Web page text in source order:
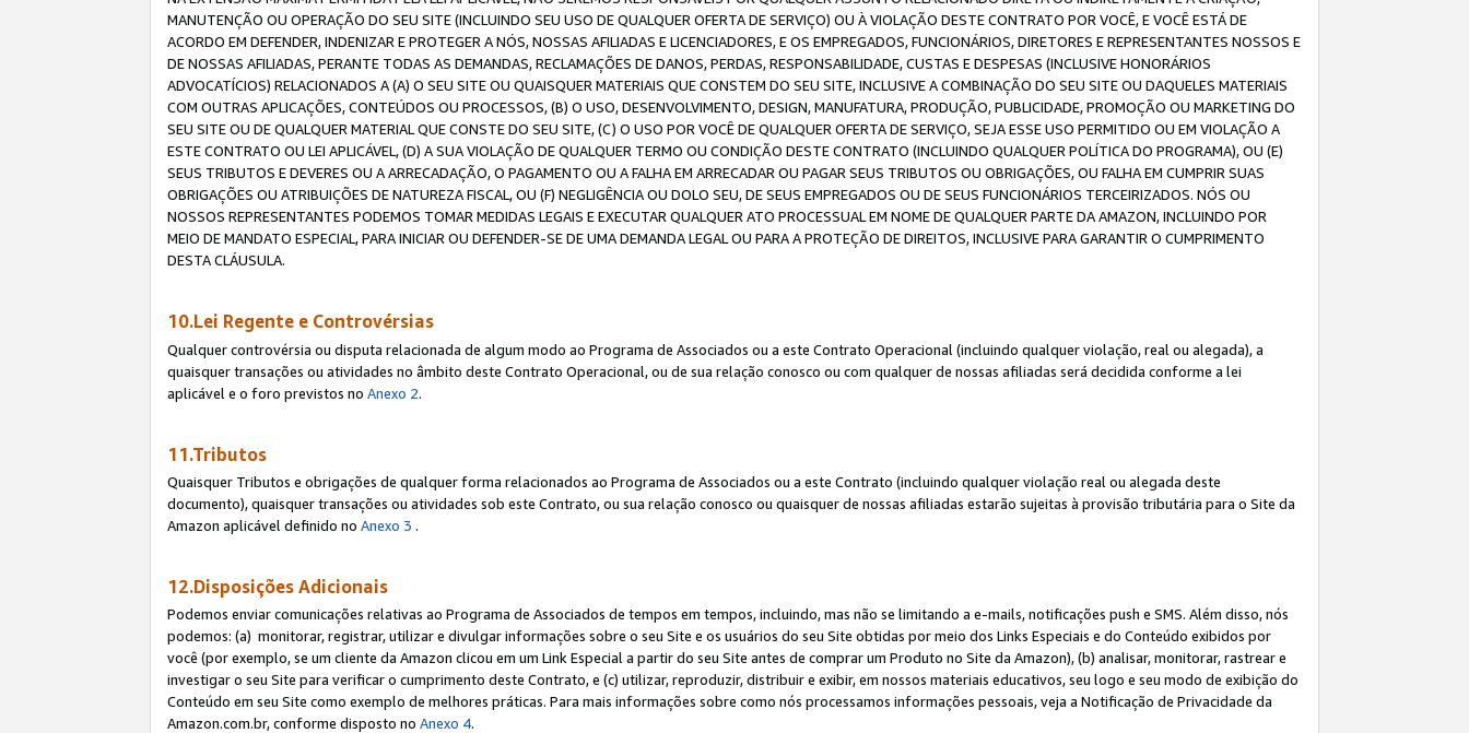
MANUTENÇÃO OU OPERAÇÃO DO SEU SITE (INCLUINDO SEU USO DE QUALQUER OFERTA DE SERVIÇO) OU À VIOLAÇÃO DESTE CONTRATO POR VOCÊ, E VOCÊ ESTÁ DE
ACORDO EM DEFENDER, INDENIZAR E PROTEGER A NÓS, NOSSAS AFILIADAS E LICENCIADORES, E OS EMPREGADOS, FUNCIONÁRIOS, DIRETORES E REPRESENTANTES NOSSOS E
DE NOSSAS AFILIADAS, PERANTE TODAS AS DEMANDAS, RECLAMAÇÕES DE DANOS, PERDAS, RESPONSABILIDADE, CUSTAS E DESPESAS (INCLUSIVE HONORÁRIOS
ADVOCATÍCIOS) RELACIONADOS A (A) O SEU SITE OU QUAISQUER MATERIAIS QUE CONSTEM DO SEU SITE, INCLUSIVE A COMBINAÇÃO DO SEU SITE OU DAQUELES MATERIAIS
COM OUTRAS APLICAÇÕES, CONTEÚDOS OU PROCESSOS, (B) O USO, DESENVOLVIMENTO, DESIGN, MANUFATURA, PRODUÇÃO, PUBLICIDADE, PROMOÇÃO OU MARKETING DO
SEU SITE OU DE QUALQUER MATERIAL QUE CONSTE DO SEU SITE, (C) O USO POR VOCÊ DE QUALQUER OFERTA DE SERVIÇO, SEJA ESSE USO PERMITIDO OU EM VIOLAÇÃO A
ESTE CONTRATO OU LEI APLICÁVEL, (D) A SUA VIOLAÇÃO DE QUALQUER TERMO OU CONDIÇÃO DESTE CONTRATO (INCLUINDO QUALQUER POLÍTICA DO PROGRAMA), OU (E)
SEUS TRIBUTOS E DEVERES OU A ARRECADAÇÃO, O PAGAMENTO OU A FALHA EM ARRECADAR OU PAGAR SEUS TRIBUTOS OU OBRIGAÇÕES, OU FALHA EM CUMPRIR SUAS
OBRIGAÇÕES OU ATRIBUIÇÕES DE NATUREZA FISCAL, OU (F) NEGLIGÊNCIA OU DOLO SEU, DE SEUS EMPREGADOS OU DE SEUS FUNCIONÁRIOS TERCEIRIZADOS. NÓS OU
NOSSOS REPRESENTANTES PODEMOS TOMAR MEDIDAS LEGAIS E EXECUTAR QUALQUER ATO PROCESSUAL EM NOME DE QUALQUER PARTE DA AMAZON, INCLUINDO POR
MEIO DE MANDATO ESPECIAL, PARA INICIAR OU DEFENDER-SE DE UMA DEMANDA LEGAL OU PARA A PROTEÇÃO DE DIREITOS, INCLUSIVE PARA GARANTIR O CUMPRIMENTO
DESTA CLÁUSULA.
10.Lei Regente e Controvérsias
Qualquer controvérsia ou disputa relacionada de algum modo ao Programa de Associados ou a este Contrato Operacional (incluindo qualquer violação, real ou alegada), a
quaisquer transações ou atividades no âmbito deste Contrato Operacional, ou de sua relação conosco ou com qualquer de nossas afiliadas será decidida conforme a lei
aplicável e o foro previstos no Anexo 2.
11.Tributos
Quaisquer Tributos e obrigações de qualquer forma relacionados ao Programa de Associados ou a este Contrato (incluindo qualquer violação real ou alegada deste
documento), quaisquer transações ou atividades sob este Contrato, ou sua relação conosco ou quaisquer de nossas afiliadas estarão sujeitas à provisão tributária para o Site da
Amazon aplicável definido no Anexo 3 .
12.Disposições Adicionais
Podemos enviar comunicações relativas ao Programa de Associados de tempos em tempos, incluindo, mas não se limitando a e-mails, notificações push e SMS. Além disso, nós
podemos: (a) monitorar, registrar, utilizar e divulgar informações sobre o seu Site e os usuários do seu Site obtidas por meio dos Links Especiais e do Conteúdo exibidos por
você (por exemplo, se um cliente da Amazon clicou em um Link Especial a partir do seu Site antes de comprar um Produto no Site da Amazon), (b) analisar, monitorar, rastrear e
investigar o seu Site para verificar o cumprimento deste Contrato, e (c) utilizar, reproduzir, distribuir e exibir, em nossos materiais educativos, seu logo e seu modo de exibição do
Conteúdo em seu Site como exemplo de melhores práticas. Para mais informações sobre como nós processamos informações pessoais, veja a Notificação de Privacidade da
Amazon.com.br, conforme disposto no Anexo 4.